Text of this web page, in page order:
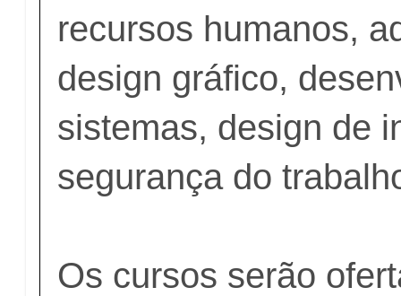
recursos humanos,
design gráfico,
sistemas, design de
segurança do
Os cursos serão